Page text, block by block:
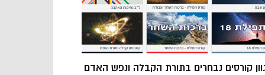
קורסים נבחרים בתורת הקבלה ונפש האדם